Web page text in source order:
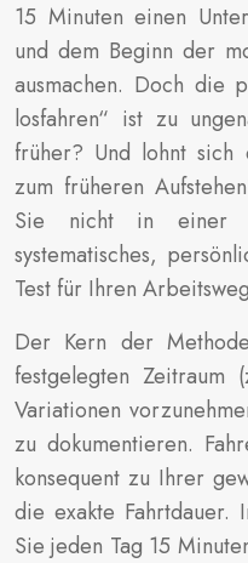
15 Minuten einen
und dem Beginn der
ausmachen. Doch die
losfahren“ ist zu
früher? Und lohnt sich
zum früheren
Sie nicht in einer
systematisches,
Test für Ihren
Der Kern der
festgelegten
Variationen
zu dokumentieren.
konsequent zu Ihrer
die exakte Fahrtdauer.
Sie jeden Tag 15